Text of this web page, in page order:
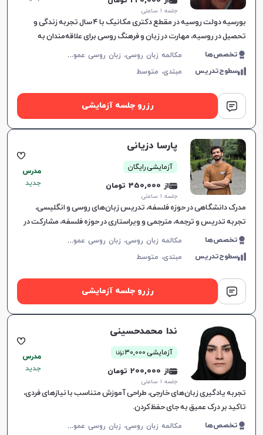
جلسه ۱ ساعتی
بورسیه دولت روسیه در مقطع دکتری مکانیک با ۴ سال تجربه زندگی و
تحصیل در روسیه، مهارت در زبان و فرهنگ روسی برای علاقه‌مندان به
یادگیری این زبان.
تخصص‌ها م
کالمه زبان روسی، زبان روسی عمومی، زبان روسی کودکان، پادفک
سطوح‌تدریس مبتدی، متوسط
رزرو جلسه آزمایشی
پارسا دزیانی
آزمایشی رایگان
از 350,000 تومان
جلسه ۱ ساعتی
مدرس
جدید
مدرک دانشگاهی در حوزه فلسفه، تدریس زبان‌های روسی و انگلیسی،
تجربه تدریس و ترجمه، مترجمی و ویراستاری در حوزه فلسفه، مشارکت در
ترجمه مقالات علمی و کتاب.
تخصص‌ها م
کالمه زبان روسی، زبان روسی عمومی، پادفک
سطوح‌تدریس مبتدی، متوسط
رزرو جلسه آزمایشی
ندا محمدحسینی
آزمایشی 30,000 توما
ن
از 200,000 تومان
جلسه ۱ ساعتی
مدرس
جدید
تجربه یادگیری زبان‌های خارجی، طراحی آموزش متناسب با نیازهای فردی،
تاکید بر درک عمیق به جای حفظ‌کردن.
تخصص‌ها م
کالمه زبان روسی، زبان روسی عمومی، پادفک